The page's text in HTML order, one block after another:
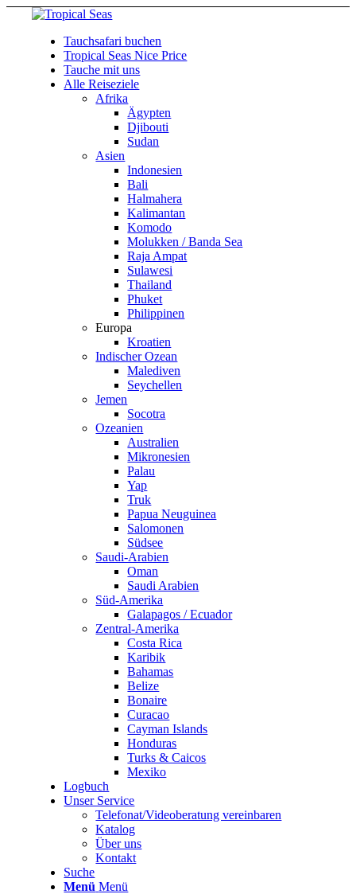
Tauchsafari buchen
Tropical Seas Nice Price
Tauche mit uns
Alle Reiseziele
Afrika
Ägypten
Djibouti
Sudan
Asien
Indonesien
Bali
Halmahera
Kalimantan
Komodo
Molukken / Banda Sea
Raja Ampat
Sulawesi
Thailand
Phuket
Philippinen
Europa
Kroatien
Indischer Ozean
Malediven
Seychellen
Jemen
Socotra
Ozeanien
Australien
Mikronesien
Palau
Yap
Truk
Papua Neuguinea
Salomonen
Südsee
Saudi-Arabien
Oman
Saudi Arabien
Süd-Amerika
Galapagos / Ecuador
Zentral-Amerika
Costa Rica
Karibik
Bahamas
Belize
Bonaire
Curacao
Cayman Islands
Honduras
Turks & Caicos
Mexiko
Logbuch
Unser Service
Telefonat/Videoberatung vereinbaren
Katalog
Über uns
Kontakt
Suche
Menü Menü